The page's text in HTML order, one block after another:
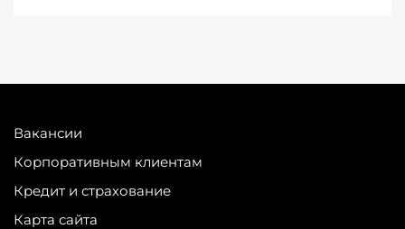
Вакансии
Корпоративным клиентам
Кредит и страхование
Карта сайта